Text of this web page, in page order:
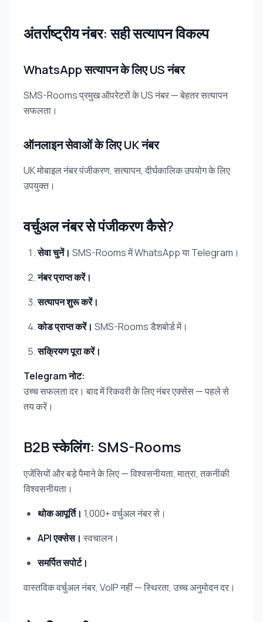
अंतर्राष्ट्रीय नंबर: सही सत्यापन विकल्प
WhatsApp सत्यापन के लिए US नंबर
SMS-Rooms प्रमुख ऑपरेटरों के US नंबर — बेहतर सत्यापन
सफलता।
ऑनलाइन सेवाओं के लिए UK नंबर
UK मोबाइल नंबर पंजीकरण, सत्यापन, दीर्घकालिक उपयोग के लिए
उपयुक्त।
वर्चुअल नंबर से पंजीकरण कैसे?
सेवा चुनें। SMS-Rooms में WhatsApp या Telegram।
नंबर प्राप्त करें।
सत्यापन शुरू करें।
कोड प्राप्त करें। SMS-Rooms डैशबोर्ड में।
सक्रियण पूरा करें।
Telegram नोट:
उच्च सफलता दर। बाद में रिकवरी के लिए नंबर एक्सेस — पहले से
तय करें।
B2B स्केलिंग: SMS-Rooms
एजेंसियों और बड़े पैमाने के लिए — विश्वसनीयता, मात्रा, तकनीकी
विश्वसनीयता।
थोक आपूर्ति। 1,000+ वर्चुअल नंबर से।
API एक्सेस। स्वचालन।
समर्पित सपोर्ट।
वास्तविक वर्चुअल नंबर, VoIP नहीं — स्थिरता, उच्च अनुमोदन दर।